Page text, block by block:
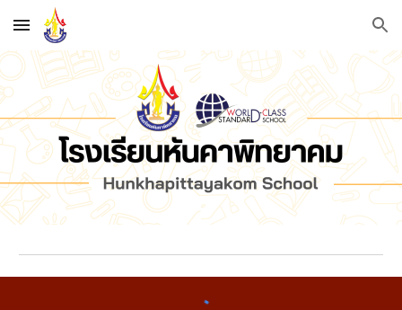
Skip to main content Skip to navigation